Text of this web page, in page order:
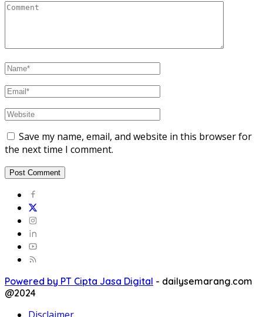
Save my name, email, and website in this browser for
the next time I comment.
Powered by PT Cipta Jasa Digital - dailysemarang.com
@2024